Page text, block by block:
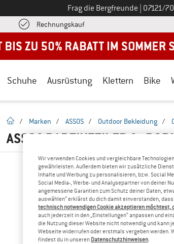
Frag die Bergfreunde Ruf uns
07121/
RechnungskaufFinde die Zahlungs-Infos
Schuhe Ausrüstung Klettern Bike
Startseite
/ Marken / ASSOS / Outdoor Bekleidung /
ASSOS RADEINTEILER & -
Wir verwenden Cookies und vergleichbare
gewährleisten. Außerdem bieten wir zusätzliche
Inhalte und Werbung zu personalisieren, bzw. Social
Social Media-, Werbe- und Analysepartner von deiner
angemessene Garantien zum Schutz deiner Daten,
auswählen“ erklärst du dich damit einverstanden,
technisch notwendigen Cookie akzeptieren möchtest,
auch jederzeit in den „Einstellungen“ anpassen und
die Nutzung dieser Website nicht notwendig und kann
Webseite widerrufen oder erstmals vergeben
findest du in unseren Datenschutzhinweisen.